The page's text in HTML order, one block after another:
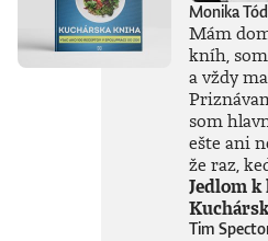
Monika
Mám
kníh,
a vždy
som
ešte ani
že raz,
Jedlom
Tim